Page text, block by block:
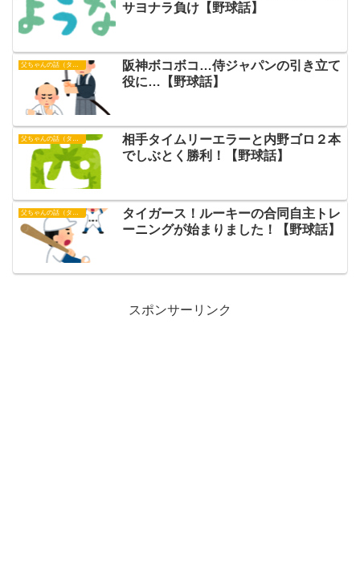
サヨナラ負け【野球話】
父ちゃんの話（タイガース）
阪神ボコボコ…侍ジャパンの引き立て
役に…【野球話】
父ちゃんの話（タイガース）
相手タイムリーエラーと内野ゴロ２本
でしぶとく勝利！【野球話】
タイガース！ルーキーの合同自主トレ
ーニングが始まりました！【野球話】
スポンサーリンク